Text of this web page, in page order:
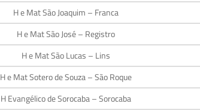
H e Mat São Joaquim – Franca
H e Mat São José – Registro
H e Mat São Lucas – Lins
H e Mat Sotero de Souza – São Roque
H Evangélico de Sorocaba – Sorocaba